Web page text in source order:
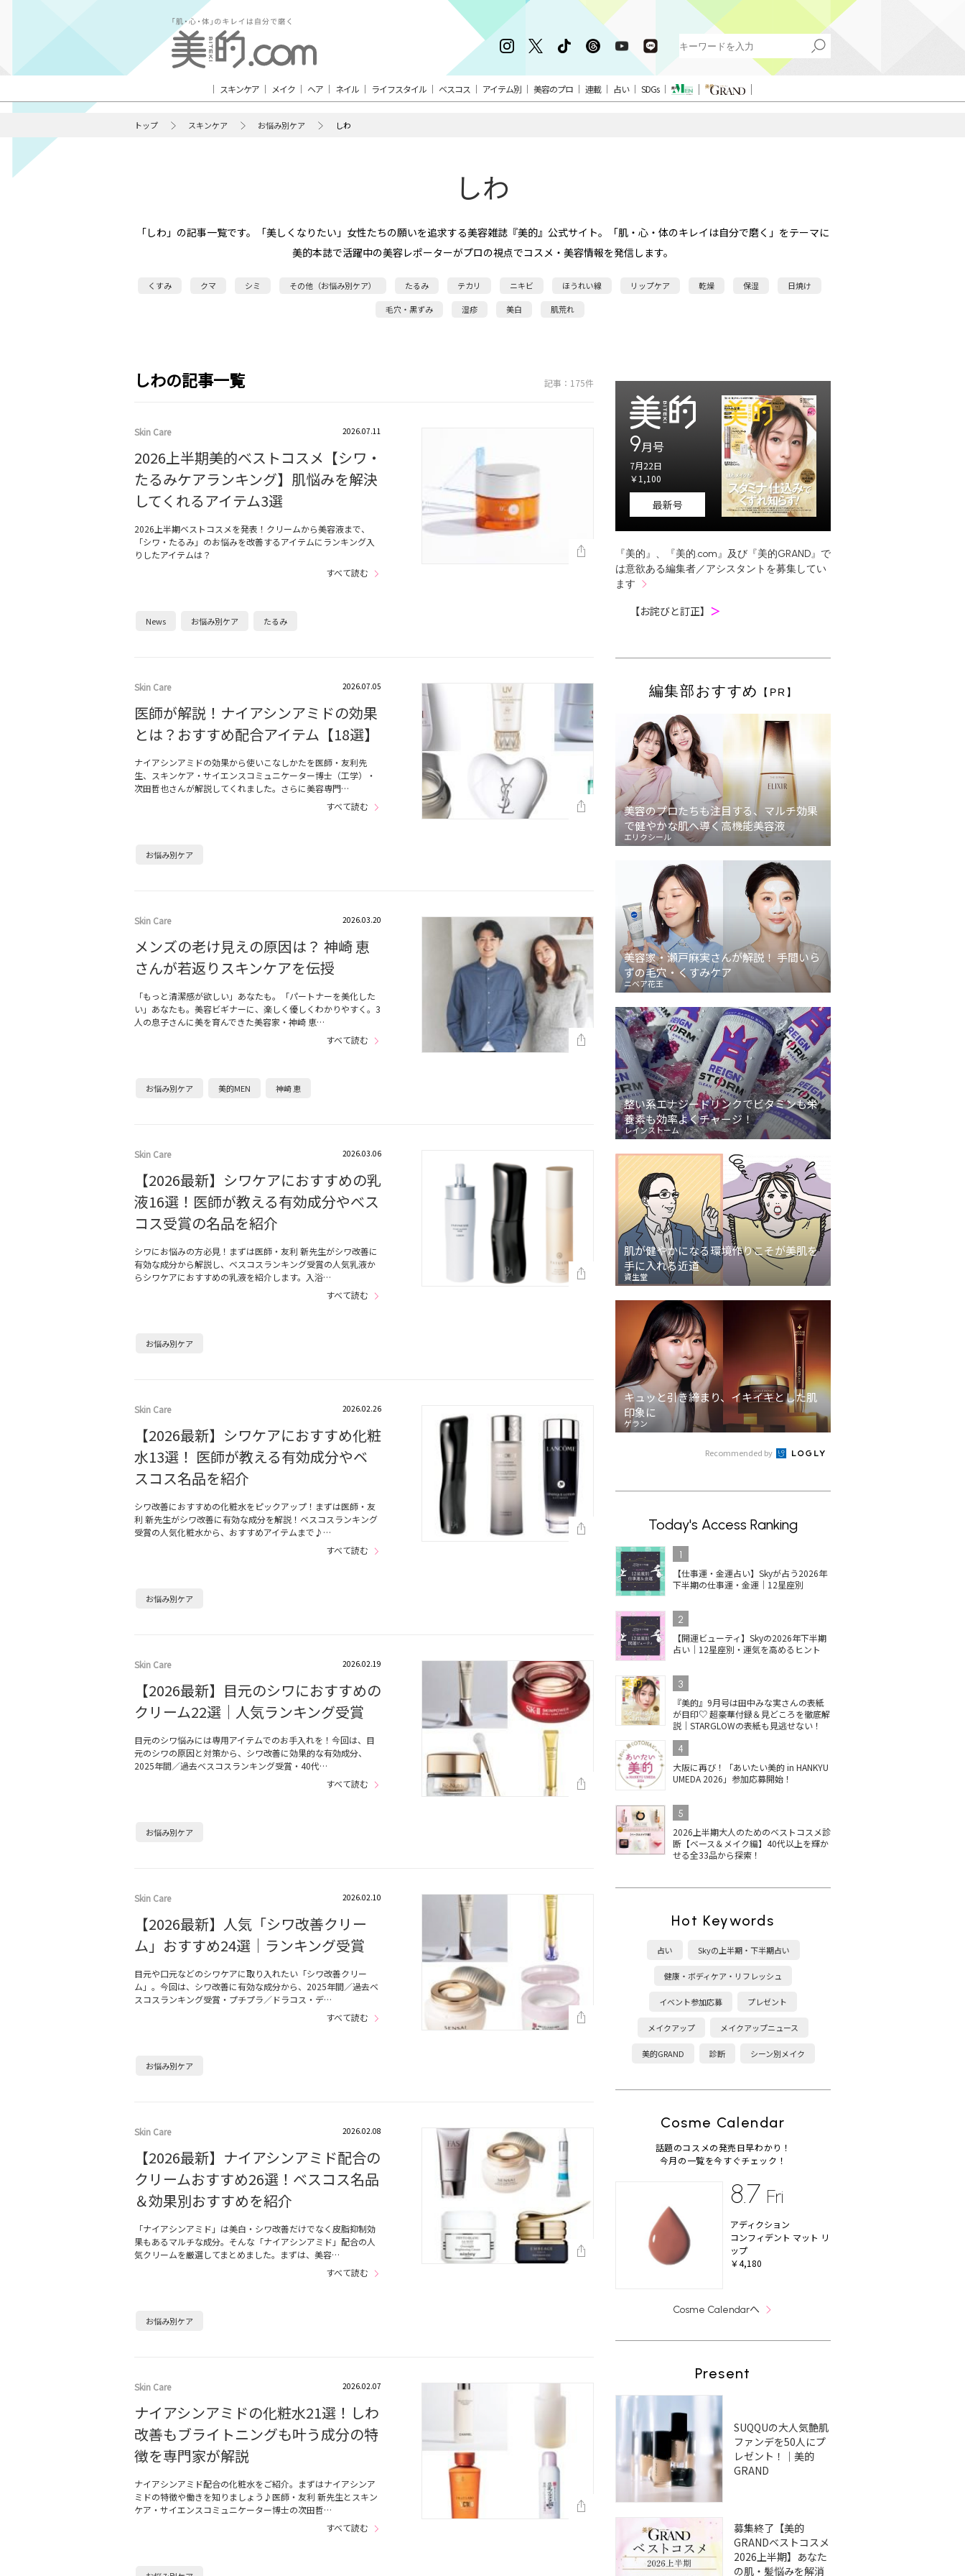
スキンケア メイク ヘア ネイル ライフスタイル ベスコス アイテム別 美容のプロ 連載 占い SDGs
トップ スキンケア お悩み別ケア しわ
しわ
「しわ」の記事一覧です。「美しくなりたい」女性たちの願いを追求する美容雑誌『美的』公式サイト。「肌・心・体のキレイは自分で磨く」をテーマに
美的本誌で活躍中の美容レポーターがプロの視点でコスメ・美容情報を発信します。
くすみ クマ シミ その他（お悩み別ケア） たるみ テカリ ニキビ ほうれい線 リップケア 乾燥 保湿 日焼け
毛穴・黒ずみ 湿疹 美白 肌荒れ
しわの記事一覧 記事：175件
Skin Care 2026.07.11
2026上半期美的ベストコスメ【シワ・
たるみケアランキング】肌悩みを解決
してくれるアイテム3選
2026上半期ベストコスメを発表！クリームから美容液まで、
「シワ・たるみ」のお悩みを改善するアイテムにランキング入
りしたアイテムは？
すべて読む
News お悩み別ケア たるみ
Skin Care 2026.07.05
医師が解説！ナイアシンアミドの効果
とは？おすすめ配合アイテム【18選】
ナイアシンアミドの効果から使いこなしかたを医師・友利先
生、スキンケア・サイエンスコミュニケーター博士（工学）・
次田哲也さんが解説してくれました。さらに美容専門…
すべて読む
お悩み別ケア
Skin Care 2026.03.20
メンズの老け見えの原因は？ 神崎 恵
さんが若返りスキンケアを伝授
「もっと清潔感が欲しい」あなたも。「パートナーを美化した
い」あなたも。美容ビギナーに、楽しく優しくわかりやすく。3
人の息子さんに美を育んできた美容家・神崎 恵…
すべて読む
お悩み別ケア 美的MEN 神崎 恵
Skin Care 2026.03.06
【2026最新】シワケアにおすすめの乳
液16選！医師が教える有効成分やべス
コス受賞の名品を紹介
シワにお悩みの方必見！まずは医師・友利 新先生がシワ改善に
有効な成分から解説し、ベスコスランキング受賞の人気乳液か
らシワケアにおすすめの乳液を紹介します。入浴…
すべて読む
お悩み別ケア
Skin Care 2026.02.26
【2026最新】シワケアにおすすめ化粧
水13選！ 医師が教える有効成分やベ
スコス名品を紹介
シワ改善におすすめの化粧水をピックアップ！まずは医師・友
利 新先生がシワ改善に有効な成分を解説！ベスコスランキング
受賞の人気化粧水から、おすすめアイテムまで♪…
すべて読む
お悩み別ケア
Skin Care 2026.02.19
【2026最新】目元のシワにおすすめの
クリーム22選｜人気ランキング受賞
目元のシワ悩みには専用アイテムでのお手入れを！今回は、目
元のシワの原因と対策から、シワ改善に効果的な有効成分、
2025年間／過去ベスコスランキング受賞・40代…
すべて読む
お悩み別ケア
Skin Care 2026.02.10
【2026最新】人気「シワ改善クリー
ム」おすすめ24選｜ランキング受賞
目元や口元などのシワケアに取り入れたい「シワ改善クリー
ム」。今回は、シワ改善に有効な成分から、2025年間／過去ベ
スコスランキング受賞・プチプラ／ドラコス・デ…
すべて読む
お悩み別ケア
Skin Care 2026.02.08
【2026最新】ナイアシンアミド配合の
クリームおすすめ26選！ベスコス名品
＆効果別おすすめを紹介
「ナイアシンアミド」は美白・シワ改善だけでなく皮脂抑制効
果もあるマルチな成分。そんな「ナイアシンアミド」配合の人
気クリームを厳選してまとめました。まずは、美容…
すべて読む
お悩み別ケア
Skin Care 2026.02.07
ナイアシンアミドの化粧水21選！しわ
改善もブライトニングも叶う成分の特
徴を専門家が解説
ナイアシンアミド配合の化粧水をご紹介。まずはナイアシンア
ミドの特徴や働きを知りましょう♪医師・友利 新先生とスキン
ケア・サイエンスコミュニケーター博士の次田哲…
すべて読む
9月号
7月22日
￥1,100
最新号
『美的』、『美的.com』及び『美的GRAND』で
は意欲ある編集者／アシスタントを募集してい
ます
【お詫びと訂正】 ＞
編集部おすすめ 【PR】
美容のプロたちも注目する、マルチ効果
で健やかな肌へ導く高機能美容液
エリクシール
美容家・瀬戸麻実さんが解説！ 手間いら
ずの毛穴・くすみケア
ニベア花王
整い系エナジードリンクでビタミンも栄
養素も効率よくチャージ！
レインストーム
肌が健やかになる環境作りこそが美肌を
手に入れる近道
資生堂
キュッと引き締まり、イキイキとした肌
印象に
ゲラン
Recommended by
Today's Access Ranking
1
【仕事運・金運占い】Skyが占う2026年
下半期の仕事運・金運｜12星座別
2
【開運ビューティ】Skyの2026年下半期
占い｜12星座別・運気を高めるヒント
3
『美的』9月号は田中みな実さんの表紙
が目印♡ 超豪華付録＆見どころを徹底解
説｜STARGLOWの表紙も見逃せない！
4
大阪に再び！「あいたい美的 in HANKYU
UMEDA 2026」参加応募開始！
5
2026上半期大人のためのベストコスメ診
断【ベース＆メイク編】40代以上を輝か
せる全33品から探索！
Hot Keywords
占い Skyの上半期・下半期占い
健康・ボディケア・リフレッシュ
イベント参加応募 プレゼント
メイクアップ メイクアップニュース
美的GRAND 診断 シーン別メイク
Cosme Calendar
話題のコスメの発売日早わかり！
今月の一覧を今すぐチェック！
8.7 Fri
アディクション
コンフィデント マット リ
ップ
￥4,180
Cosme Calendarへ
Present
SUQQUの大人気艶肌
ファンデを50人にプ
レゼント！｜美的
GRAND
募集終了【美的
GRANDベストコスメ
2026上半期】あなた
の肌・髪悩みを解消